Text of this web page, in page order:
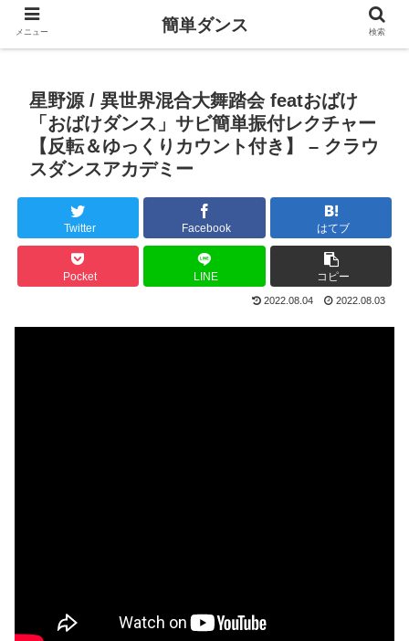
星野源 / 異世界混合大舞踏会 featおばけ
「おばけダンス」サビ簡単振付レクチャー
【反転＆ゆっくりカウント付き】 – クラウ
スダンスアカデミー
Twitter Facebook はてブ
Pocket LINE コピー
2022.08.04 2022.08.03
メニュー 簡単ダンス 検索